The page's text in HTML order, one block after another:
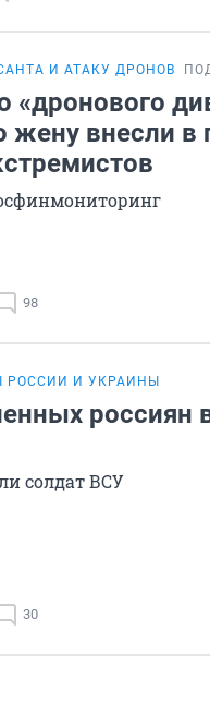
И АТАКУ ДРОНОВ
«дронового
жену внесли в
98
РОССИИ И УКРАИНЫ
россиян
солдат ВСУ
30